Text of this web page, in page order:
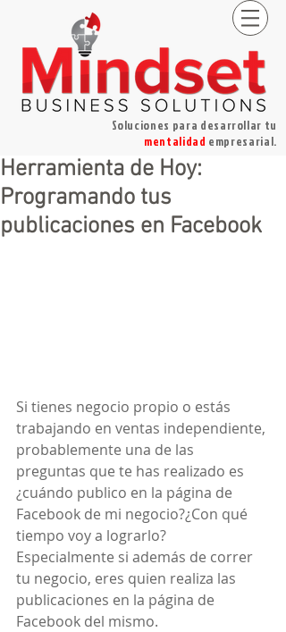
Soluciones para desarrollar tu
mentalidad empresarial.
Herramienta de Hoy:
Programando tus
publicaciones en Facebook
Si tienes negocio propio o estás
trabajando en ventas independiente,
probablemente una de las
preguntas que te has realizado es
¿cuándo publico en la página de
Facebook de mi negocio?¿Con qué
tiempo voy a lograrlo?
Especialmente si además de correr
tu negocio, eres quien realiza las
publicaciones en la página de
Facebook del mismo.